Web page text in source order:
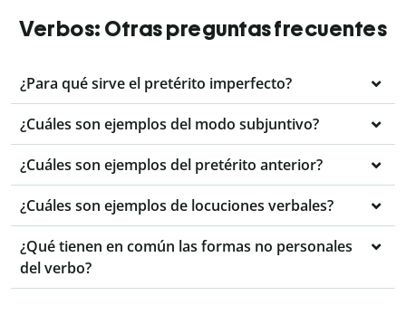
Verbos: Otras preguntas frecuentes
¿Para qué sirve el pretérito imperfecto?
¿Cuáles son ejemplos del modo subjuntivo?
¿Cuáles son ejemplos del pretérito anterior?
¿Cuáles son ejemplos de locuciones verbales?
¿Qué tienen en común las formas no personales
del verbo?